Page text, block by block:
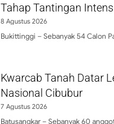
Tahap Tantingan
8 Agustus 2026
Bukittinggi – Sebanyak 54 Calon
Kwarcab Tanah Datar
Nasional Cibubur
7 Agustus 2026
Batusangkar – Sebanyak 60